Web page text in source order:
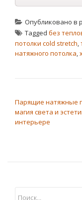
Опубликовано в
Tagged без
потолки cold stretch
натяжного потолка
Парящие натяжные
магия света и
интерьере